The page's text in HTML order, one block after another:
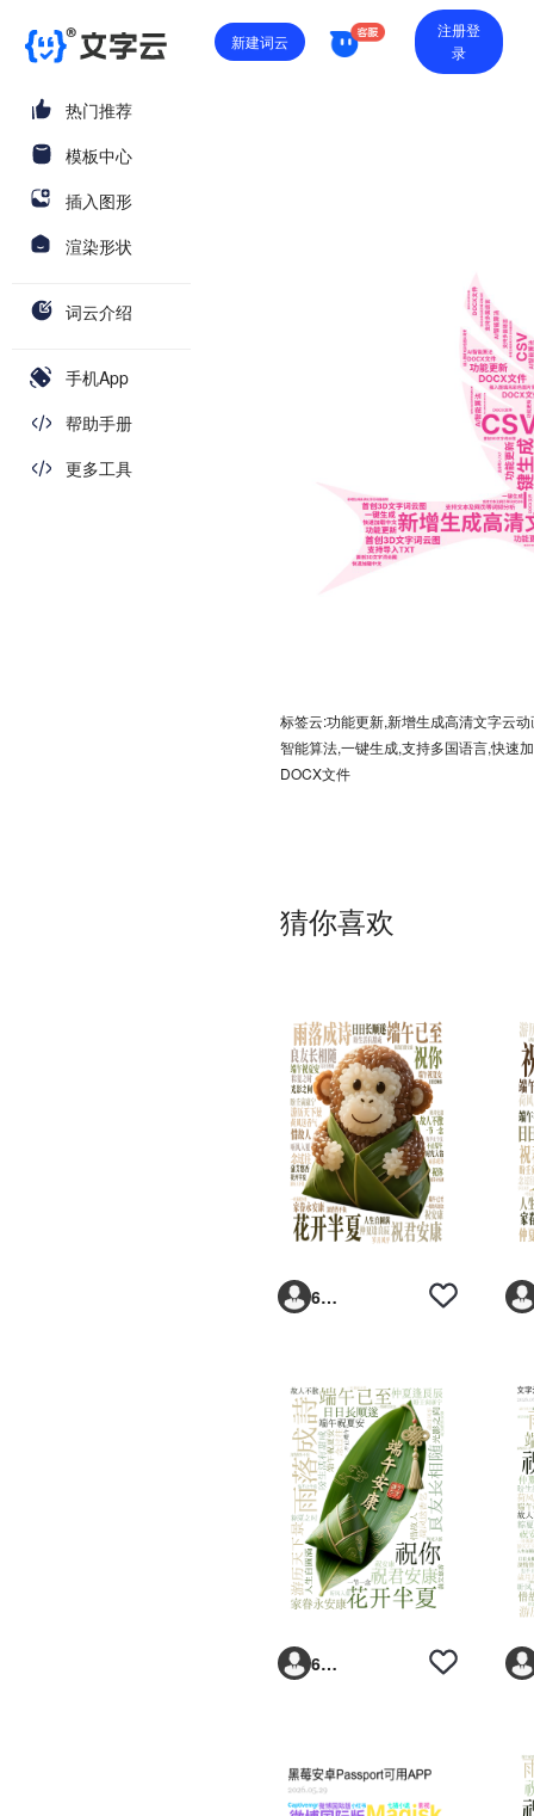
新建词云
注册登
录
热门推荐
模板中心
插入图形
渲染形状
词云介绍
手机App
帮助手册
更多工具
标签云:功能更新,新增生成高清文字云
智能算法,一键生成,支持多国语言,快速
DOCX文件
猜你喜欢
6293vp
6293vp